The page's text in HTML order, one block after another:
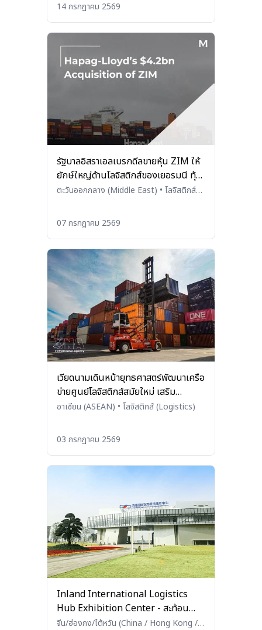
14 กรกฎาคม 2569
รัฐบาลอิสราเอลเบรกดีลขายหุ้น ZIM ให้
ยักษ์ใหญ่ด้านโลจิสติกส์ของเยอรมนี ทุ้
นร่วงทันที 6.8%
ตะวันออกกลาง (Middle East) • โลจิสติกส์
07 กรกฎาคม 2569
เวียดนามเดินหน้ายุทธศาสตร์พัฒนาเครือ
ข่ายศูนย์โลจิสติกส์สมัยใหม่ เสริม
ศักยภาพการแข่งขันของประเทศ
อาเซียน (ASEAN) • โลจิสติกส์ (Logistics)
03 กรกฎาคม 2569
Inland International Logistics
Hub Exhibition Center - สะท้อน
บทบาทนครฉงชิ่งในฐานะประตูโลจิสติกส์
จีน/ฮ่องกง/ไต้หวัน (China / Hong Kong /